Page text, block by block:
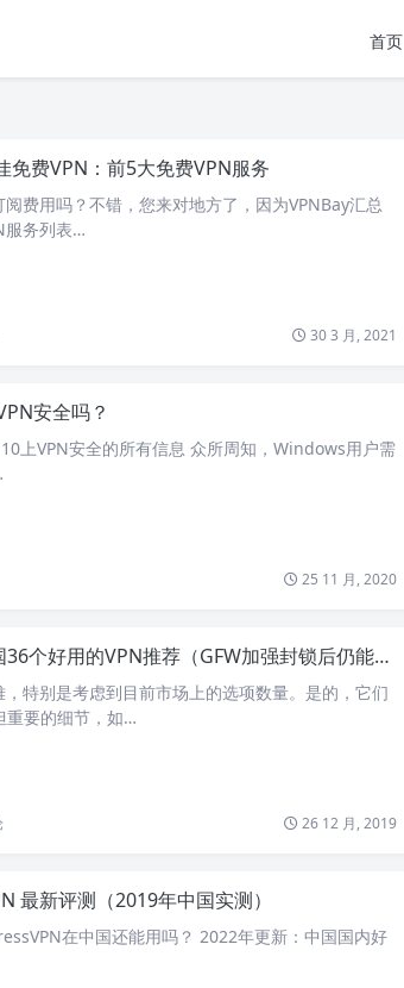
首页
免费VPN：前5大免费VPN服务
费用吗？不错，您来对地方了，因为VPNBay汇总
服务列表…
30 3 月, 2021
安全吗？
上VPN安全的所有信息 众所周知，Windows用户需
25 11 月, 2020
个好用的VPN推荐（GFW加强封锁后仍能用）
特别是考虑到目前市场上的选项数量。是的，它们
重要的细节，如…
26 12 月, 2019
最新评测（2019年中国实测）
在中国还能用吗？ 2022年更新：中国国内好